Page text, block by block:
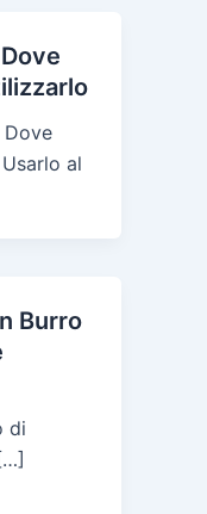
Dove
al
Burro
di